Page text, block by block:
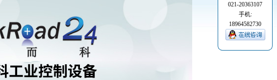
021-20363107
手机:
18964582730